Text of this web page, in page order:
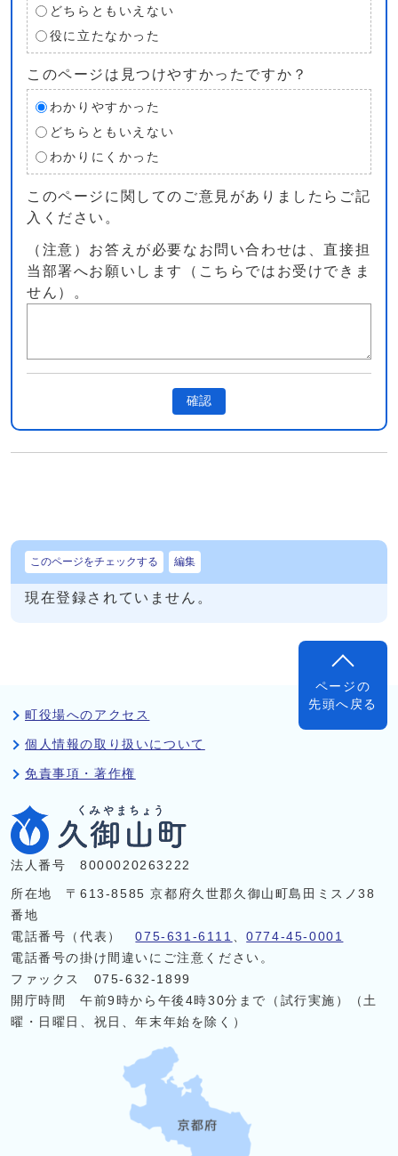
どちらともいえない
役に立たなかった
このページは見つけやすかったですか？
わかりやすかった
どちらともいえない
わかりにくかった
このページに関してのご意見がありましたらご記
入ください。
（注意）お答えが必要なお問い合わせは、直接担
当部署へお願いします（こちらではお受けできま
せん）。
確認
このページをチェックする 編集
現在登録されていません。
ページの
先頭へ戻る
町役場へのアクセス
個人情報の取り扱いについて
免責事項・著作権
法人番号 8000020263222
所在地 〒613-8585 京都府久世郡久御山町島田ミスノ38
番地
電話番号（代表）075-631-6111 、0774-45-0001
電話番号の掛け間違いにご注意ください。
ファックス 075-632-1899
開庁時間 午前9時から午後4時30分まで（試行実施）（土
曜・日曜日、祝日、年末年始を除く）